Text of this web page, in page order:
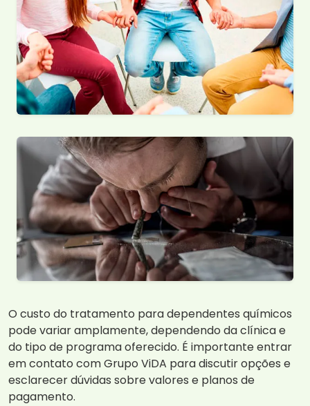
O custo do tratamento para dependentes químicos
pode variar amplamente, dependendo da clínica e
do tipo de programa oferecido. É importante entrar
em contato com Grupo ViDA para discutir opções e
esclarecer dúvidas sobre valores e planos de
pagamento.